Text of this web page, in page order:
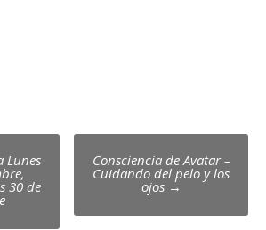
Lunes
30 de
Consciencia de Avatar –
Cuidando del pelo y los
ojos →